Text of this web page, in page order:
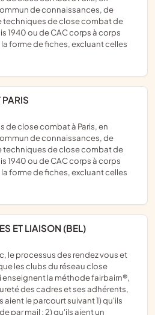
de connaissances, de
de close combat de
1940 ou de CAC corps à corps
forme de fiches, excluant celles
PARIS
de connaissances, de
de close combat de
1940 ou de CAC corps à corps
forme de fiches, excluant celles
ET LIAISON (BEL)
les clubs du réseau close
la méthode fairbairn®,
des cadres et ses adhérents,
le parcourt suivant 1) qu'ils
par mail ; 2) qu'ils aient un